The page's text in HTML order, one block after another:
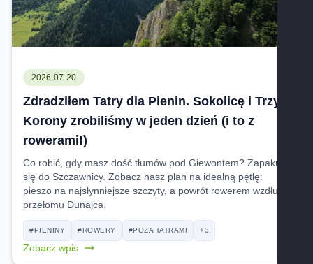
2026-07-20
Zdradziłem Tatry dla Pienin. Sokolicę i Trzy
Korony zrobiliśmy w jeden dzień (i to z
rowerami!)
Co robić, gdy masz dość tłumów pod Giewontem? Zapakuj
się do Szczawnicy. Zobacz nasz plan na idealną pętlę:
pieszo na najsłynniejsze szczyty, a powrót rowerem wzdłuż
przełomu Dunajca.
#PIENINY #ROWERY #POZA TATRAMI +3
Zobacz wpis